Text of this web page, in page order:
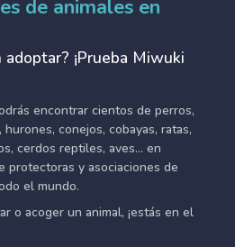
de animales en
adoptar? ¡Prueba Miwuki
encontrar cientos de perros,
conejos, cobayas, ratas,
cerdos reptiles, aves... en
protectoras y asociaciones de
el mundo.
o acoger un animal, ¡estás en el